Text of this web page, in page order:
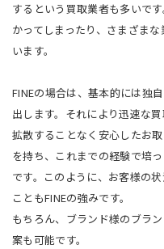
するという買取業者も多いで
かってしまったり、さまざま
います。
FINEの場合は、基本的には独
出します。それにより迅速な
拡散することなく安心したお
を持ち、これまでの経験で培
です。このように、お客様の
こともFINEの強みです。
もちろん、ブランド様のブラ
案も可能です。